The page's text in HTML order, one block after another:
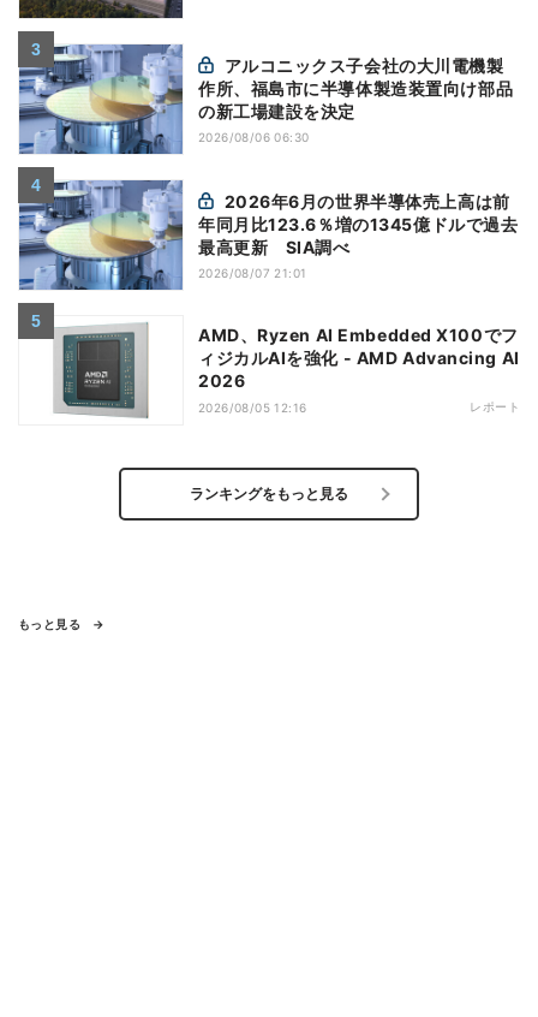
作所、福島市に半導体製造装置向け部品
の新工場建設を決定
2026/08/06 06:30
年同月比123.6％増の1345億ドルで過去
最高更新 SIA調べ
2026/08/07 21:01
AMD、Ryzen AI Embedded X100でフ
ィジカルAIを強化 - AMD Advancing AI
2026
2026/08/05 12:16 レポート
ランキングをもっと見る
もっと見る